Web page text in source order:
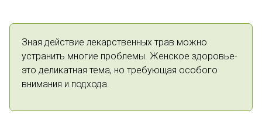
Зная действие лекарственных трав можно
устранить многие проблемы. Женское здоровье-
это деликатная тема, но требующая особого
внимания и подхода.